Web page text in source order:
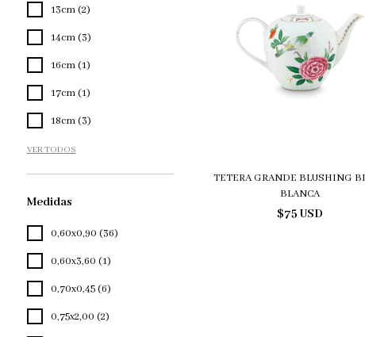
13cm (2)
14cm (3)
16cm (1)
17cm (1)
18cm (3)
VER TODOS
Medidas
0,60x0,90 (36)
0,60x3,60 (1)
0,70x0,45 (6)
0,75x2,00 (2)
TETERA GRANDE BLUSHING
BLANCA
$75 USD